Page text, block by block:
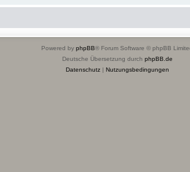
Powered by phpBB® Forum Software © phpBB
Deutsche Übersetzung durch phpBB.de
Datenschutz| Nutzungsbedingungen